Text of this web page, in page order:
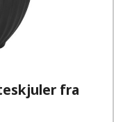
fra